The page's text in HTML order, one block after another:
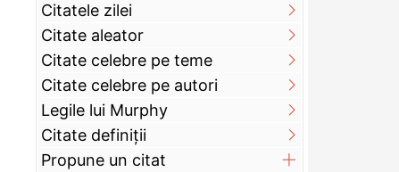
Citatele zilei
Citate aleator
Citate celebre pe teme
Citate celebre pe autori
Legile lui Murphy
Citate definiţii
Propune un citat